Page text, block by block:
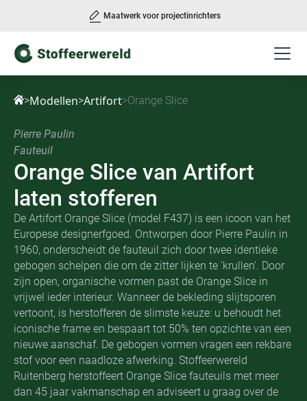
Outsourcing
>Modellen>Artifort>Orange Slice
Pierre Paulin
Fauteuil
Orange Slice van Artifort
laten stofferen
De Artifort Orange Slice (model F437) is een icoon van het
Europese designerfgoed. Ontworpen door Pierre Paulin in
1960, onderscheidt de fauteuil zich door twee identieke
gebogen schelpen die om de zitter lijken te 'krullen'. Door
zijn open, organische vormen past de Orange Slice in
vrijwel ieder interieur. Wanneer de bekleding slijtsporen
vertoont, is herstofferen de slimste keuze: u behoudt het
iconische frame en bespaart tot 50% ten opzichte van een
nieuwe aanschaf. De gebogen vormen vragen een rekbare
stof voor een naadloze afwerking. Stoffeerwereld
Ruitenberg herstoffeert Orange Slice fauteuils met meer
dan 45 jaar vakmanschap en adviseert u graag over de